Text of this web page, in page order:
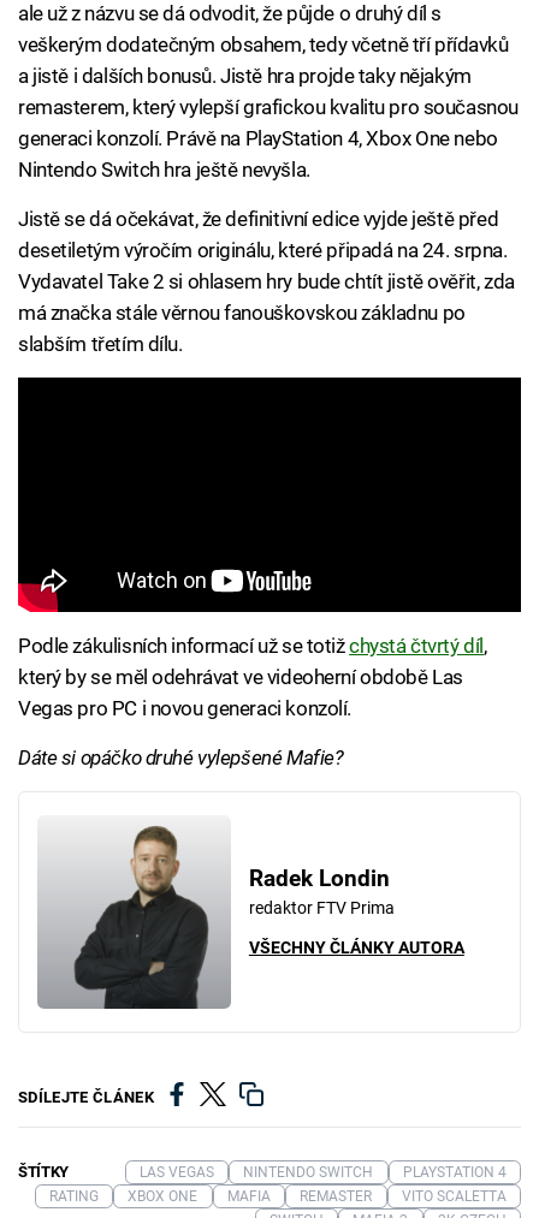
ale už z názvu se dá odvodit, že půjde o druhý díl s
veškerým dodatečným obsahem, tedy včetně tří přídavků
a jistě i dalších bonusů. Jistě hra projde taky nějakým
remasterem, který vylepší grafickou kvalitu pro současnou
generaci konzolí. Právě na PlayStation 4, Xbox One nebo
Nintendo Switch hra ještě nevyšla.
Jistě se dá očekávat, že definitivní edice vyjde ještě před
desetiletým výročím originálu, které připadá na 24. srpna.
Vydavatel Take 2 si ohlasem hry bude chtít jistě ověřit, zda
má značka stále věrnou fanouškovskou základnu po
slabším třetím dílu.
Podle zákulisních informací už se totižchystá čtvrtý díl ,
který by se měl odehrávat ve videoherní obdobě Las
Vegas pro PC i novou generaci konzolí.
Dáte si opáčko druhé vylepšené Mafie?
Radek Londin
redaktor FTV Prima
VŠECHNY ČLÁNKY AUTORA
SDÍLEJTE ČLÁNEK
ŠTÍTKY LAS VEGAS NINTENDO SWITCH
PLAYSTATION 4
RATING
XBOX ONE MAFIA REMASTER
VITO SCALETTA